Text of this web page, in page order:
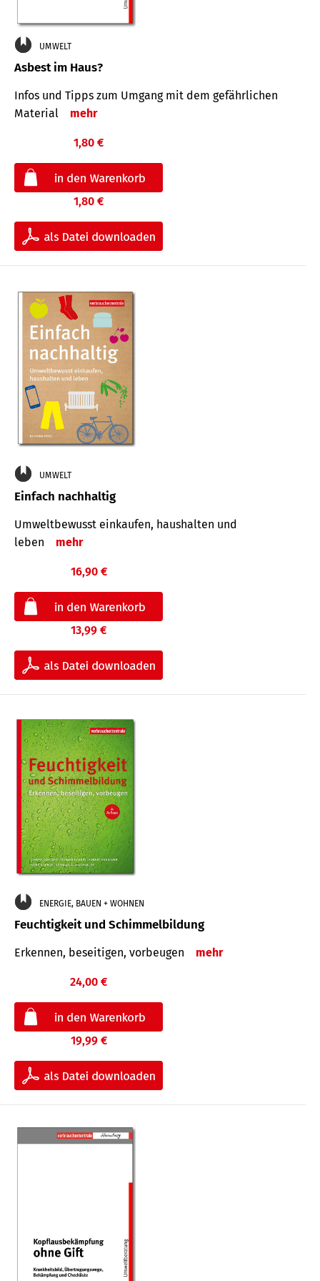
UMWELT
Asbest im Haus?
Infos und Tipps zum Um­gang mit dem ge­fähr­lichen
Mate­rial
mehr
1,80 €
1,80 €
UMWELT
Einfach nachhaltig
Umweltbewusst einkaufen, haushalten und
leben
mehr
16,90 €
13,99 €
ENERGIE, BAUEN + WOHNEN
Feuchtigkeit und Schimmelbildung
Erkennen, beseitigen, vorbeugen mehr
24,00 €
19,99 €